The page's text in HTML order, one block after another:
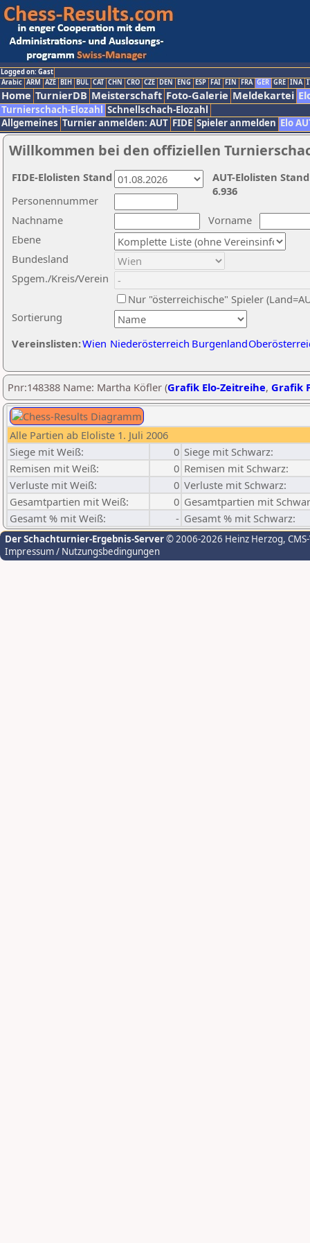
Logged on: Gast
Arabic ARM AZE BIH BUL CAT CHN CRO CZE DEN ENG ESP FAI FIN FRA GER GRE INA
Home TurnierDB Meisterschaft Foto-Galerie Meldekartei
Turnierschach-Elozahl Schnellschach-Elozahl
Allgemeines Turnier anmelden: AUT FIDE Spieler anmelden Elo
Willkommen bei den offiziellen
Nachname
Vorname
Ebene
Sortierung
Personennummer
Bundesland
Spgem./Kreis/Verein
Nur "österreichische" Spieler
Vereinslisten:Wien Niederösterreich Burgenland
AUT-Elolisten
6.936
FIDE-Elolisten Stand
Pnr:148388 Name: Martha Köfler (Grafik Elo-Zeitreihe, Grafik
Alle Partien ab Eloliste 1. Juli 2006
Siege mit Weiß:
0 Siege mit Schwarz:
Remisen mit Weiß:
0 Remisen mit Schwarz:
Verluste mit Weiß:
0 Verluste mit Schwarz:
Gesamtpartien mit Weiß:
0 Gesamtpartien mit
Gesamt % mit Weiß:
- Gesamt % mit Schwarz:
Der Schachturnier-Ergebnis-Server© 2006-2026 Heinz Herzog,
Impressum / Nutzungsbedingungen